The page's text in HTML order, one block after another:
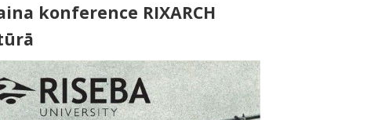
konference RIXARCH